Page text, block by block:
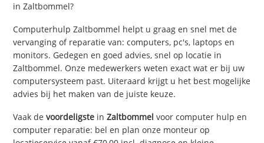
in Zaltbommel?
Computerhulp Zaltbommel helpt u graag en snel met de
vervanging of reparatie van: computers, pc's, laptops en
monitors. Gedegen en goed advies, snel op locatie in
Zaltbommel. Onze medewerkers weten exact wat er bij uw
computersysteem past. Uiteraard krijgt u het best mogelijke
advies bij het maken van de juiste keuze.
Vaak devoordeligste inZaltbommel voor computer hulp en
computer reparatie: bel en plan onze monteur op